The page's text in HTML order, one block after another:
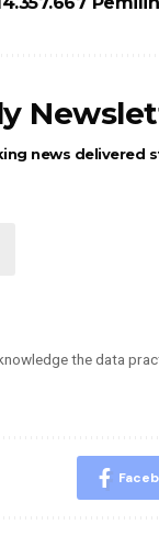
news delivered
the data